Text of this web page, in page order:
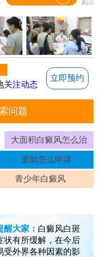
关注动态
立即预约
问题
大面积白癜风怎么治
援助怎么申请
青少年白癜风
大家： 白癜风白斑
状有所缓解，在今后
受外界各种因素的影